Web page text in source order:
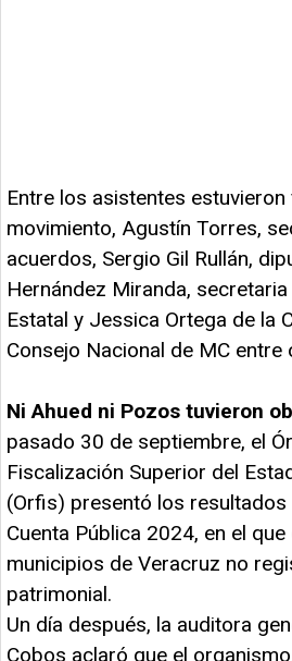
Entre los asistentes
movimiento, Agustín Torres,
acuerdos, Sergio Gil Rullán,
Hernández Miranda,
Estatal y Jessica Ortega de la
Consejo Nacional de MC entre
Ni Ahued ni Pozos tuvieron
pasado 30 de septiembre, el
Fiscalización Superior del
(Orfis) presentó los
Cuenta Pública 2024, en el
municipios de Veracruz no
patrimonial.
Un día después, la auditora
Cobos aclaró que el